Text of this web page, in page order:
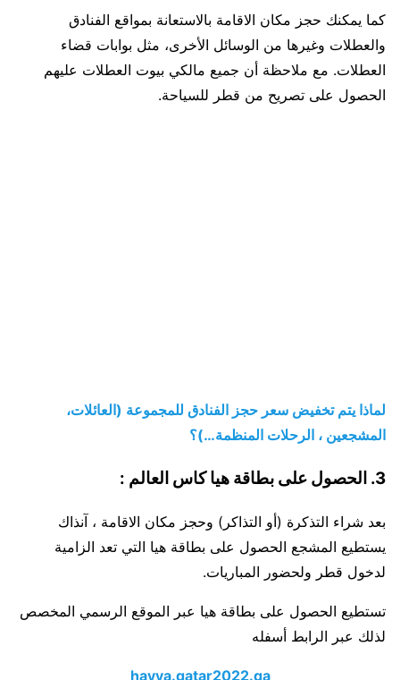
كما يمكنك حجز مكان الاقامة بالاستعانة بمواقع الفنادق
والعطلات وغيرها من الوسائل الأخرى، مثل بوابات قضاء
العطلات. مع ملاحظة أن جميع مالكي بيوت العطلات عليهم
الحصول على تصريح من قطر للسياحة.
لماذا يتم تخفيض سعر حجز الفنادق للمجموعة (العائلات،
المشجعين ، الرحلات المنظمة…)؟
3. الحصول على بطاقة هيا كاس العالم :
بعد شراء التذكرة (أو التذاكر) وحجز مكان الاقامة ، آنذاك
يستطيع المشجع الحصول على بطاقة هيا التي تعد الزامية
لدخول قطر ولحضور المباريات.
تستطيع الحصول على بطاقة هيا عبر الموقع الرسمي المخصص
لذلك عبر الرابط أسفله
hayya.qatar2022.qa